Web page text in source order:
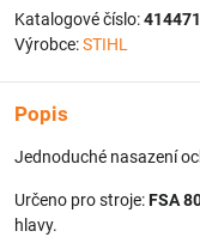
Katalogové číslo:
Výrobce:STIHL
Popis
Jednoduché nasazení
Určeno pro stroje:FSA
hlavy.